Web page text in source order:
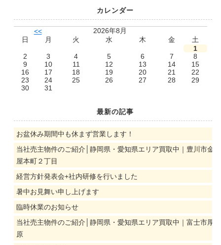
カレンダー
<<
2026年8月
日
月 火 水 木 金
土
1
2
3 4 5 6 7
8
9
10 11 12 13 14
15
16
17 18 19 20 21
22
23
24 25 26 27 28
29
30
31
最新の記事
お盆休み期間中も休まず営業します！
当社売主物件のご紹介│静岡県・愛知県エリア買取中｜豊川市金
屋本町２丁目
経営方針発表会+社内研修を行いました
暑中お見舞い申し上げます
臨時休業のお知らせ
当社売主物件のご紹介│静岡県・愛知県エリア買取中｜富士市厚
原